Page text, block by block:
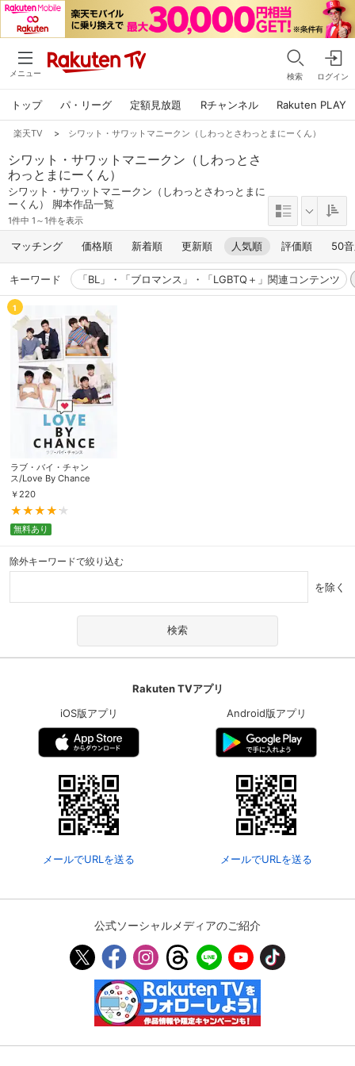
メニュー 検索 ログイン
トップ パ・リーグ 定額見放題 Rチャンネル Rakuten PLAY
楽天TV > シワット・サワットマニークン（しわっとさわっとまにーくん）
シワット・サワットマニークン（しわっとさ
わっとまにーくん）
シワット・サワットマニークン（しわっとさわっとまに
ーくん） 脚本作品一覧
1件中 1～1件を表示
マッチング 価格順 新着順 更新順 人気順 評価順 50
キーワード 「BL」・「ブロマンス」・「LGBTQ＋」関連コンテンツ
1
ラブ・バイ・チャン
ス/Love By Chance
￥ 220
無料あり
除外キーワードで絞り込む
を除く
Rakuten TVアプリ
iOS版アプリ
メールでURLを送る
Android版アプリ
メールでURLを送る
公式ソーシャルメディアのご紹介